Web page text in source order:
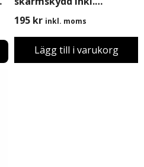
195 kr inkl. moms
Lägg till i varukorg